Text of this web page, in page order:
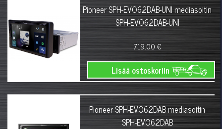
Pioneer SPH-EVO62DAB-UNI mediasoitin
SPH-EVO62DAB-UNI
719.00 €
Lisää ostoskoriin
Pioneer SPH-EVO62DAB mediasoitin
SPH-EVO62DAB